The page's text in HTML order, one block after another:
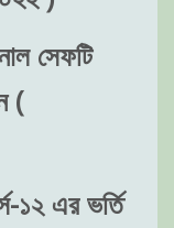
সেফটি
(
১২ এর ভর্তি